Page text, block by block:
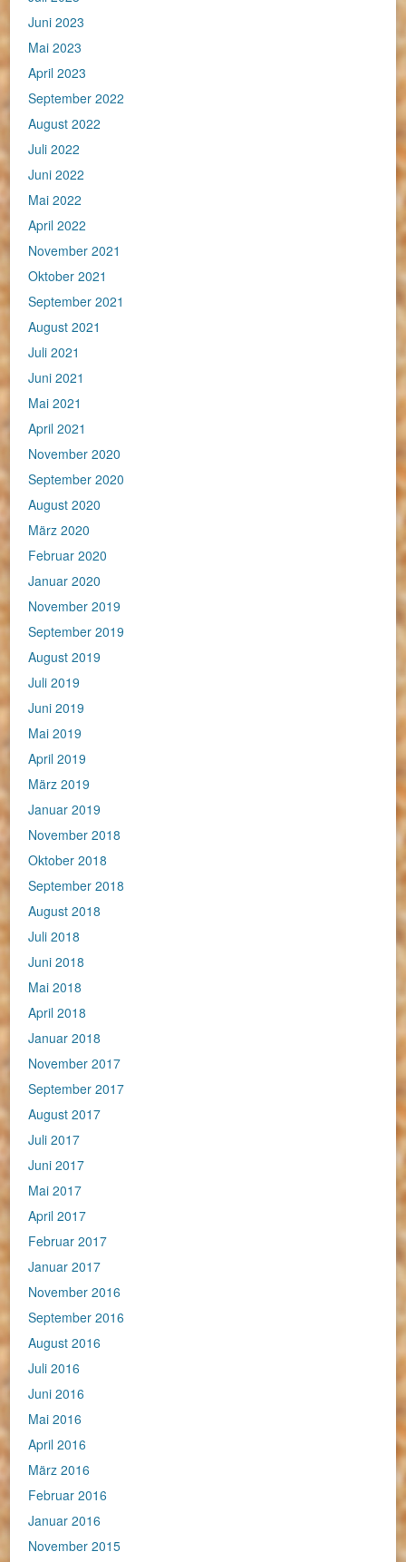
Juni 2023
Mai 2023
April 2023
September 2022
August 2022
Juli 2022
Juni 2022
Mai 2022
April 2022
November 2021
Oktober 2021
September 2021
August 2021
Juli 2021
Juni 2021
Mai 2021
April 2021
November 2020
September 2020
August 2020
März 2020
Februar 2020
Januar 2020
November 2019
September 2019
August 2019
Juli 2019
Juni 2019
Mai 2019
April 2019
März 2019
Januar 2019
November 2018
Oktober 2018
September 2018
August 2018
Juli 2018
Juni 2018
Mai 2018
April 2018
Januar 2018
November 2017
September 2017
August 2017
Juli 2017
Juni 2017
Mai 2017
April 2017
Februar 2017
Januar 2017
November 2016
September 2016
August 2016
Juli 2016
Juni 2016
Mai 2016
April 2016
März 2016
Februar 2016
Januar 2016
November 2015